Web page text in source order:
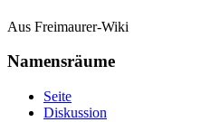
Aus Freimaurer-Wiki
Namensräume
Seite
Diskussion